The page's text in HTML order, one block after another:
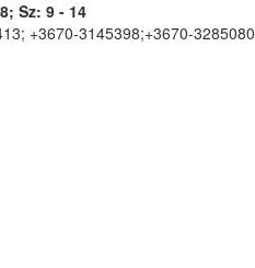
Sz: 9 - 14
+3670-3145398;+3670-3285080